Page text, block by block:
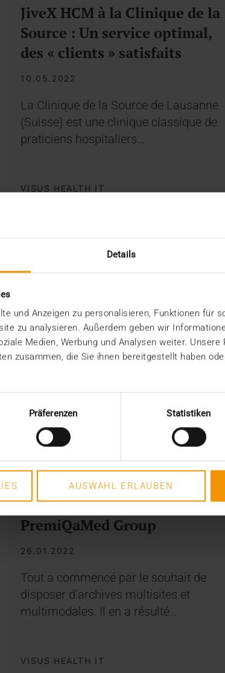
Details
und Anzeigen zu personalisieren, Funktionen für
zu analysieren. Außerdem geben wir
Medien, Werbung und Analysen weiter.
zusammen, die Sie ihnen bereitgestellt haben
Präferenzen Statistiken
AUSWAHL ERLAUBEN
JiveX HCM à la Clinique de la
Source : Un service optimal,
des « clients » satisfaits
10.05.2022
La Clinique de la Source de Lausanne
(Suisse) est une clinique classique de
praticiens hospitaliers…
VISUS HEALTH IT
JiveX au sein de
PremiQaMed Group
26.01.2022
Tout a commencé par le souhait de
disposer d’archives multisites et
multimodales. Il en a résulté…
VISUS HEALTH IT